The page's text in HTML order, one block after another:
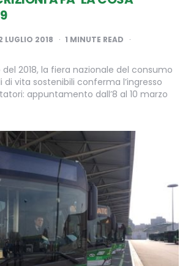
LUGLIO 2018 1 MINUTE READ
2018, la fiera nazionale del consumo
di vita sostenibili conferma l’ingresso
appuntamento dall’8 al 10 marzo